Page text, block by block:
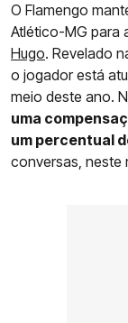
O Flamengo
Atlético-MG para
Hugo. Revelado
o jogador está
meio deste ano.
uma
um percentual
conversas, neste